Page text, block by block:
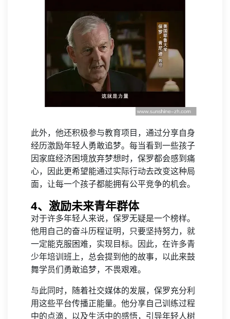
此外，他还积极参与教育项目，通过分享自身
经历激励年轻人勇敢追梦。每当看到一些孩子
因家庭经济困境放弃梦想时，保罗都会感到痛
心，因此更希望能通过实际行动去改变这种局
面，让每一个孩子都能拥有公平竞争的机会。
4、激励未来青年群体
对于许多年轻人来说，保罗无疑是一个榜样。
他用自己的奋斗历程证明，只要坚持努力，就
一定能克服困难，实现目标。因此，在许多青
少年培训班上，总会提到他的故事，以此来鼓
舞学员们勇敢追梦，不畏艰难。
与此同时，随着社交媒体的发展，保罗充分利
用这些平台传播正能量。他分享自己训练过程
中的点滴，以及生活中的感悟，引导年轻人树